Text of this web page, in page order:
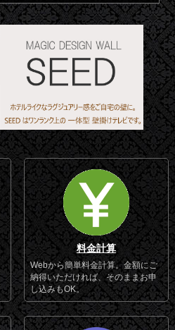
料金計算
Webから簡単料金計算。金額にご
納得いただければ、そのままお申
し込みもOK。